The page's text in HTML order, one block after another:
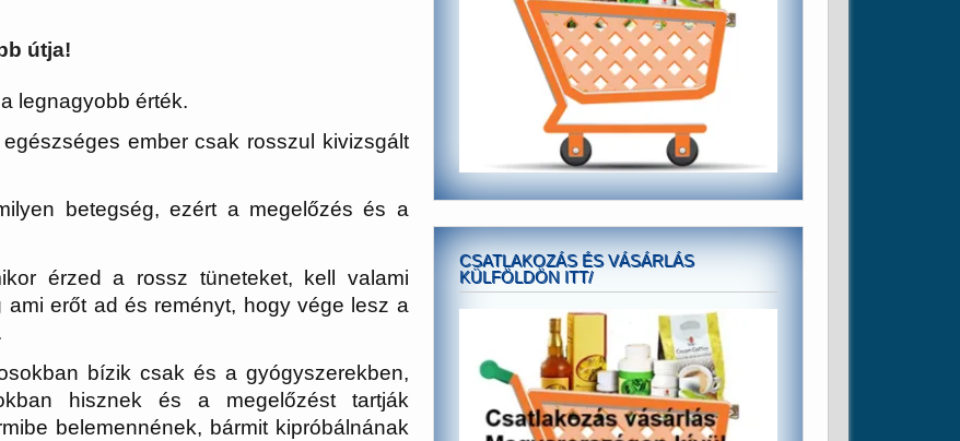
útja!
legnagyobb érték.
ember csak rosszul kivizsgált
betegség, ezért a megelőzés és a
érzed a rossz tüneteket, kell valami
erőt ad és reményt, hogy vége lesz a
bízik csak és a gyógyszerekben,
hisznek és a megelőzést tartják
belemennének, bármit kipróbálnának
CSATLAKOZÁS ÉS VÁSÁRLÁS
KÜLFÖLDÖN ITT/